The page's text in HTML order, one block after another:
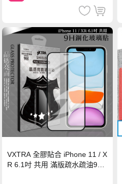
VXTRA 全膠貼合 iPhone 11 / X
R 6.1吋 共用 滿版疏水疏油9H